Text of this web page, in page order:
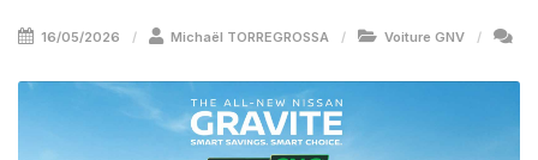
16/05/2026 Michaël TORREGROSSA Voiture GNV